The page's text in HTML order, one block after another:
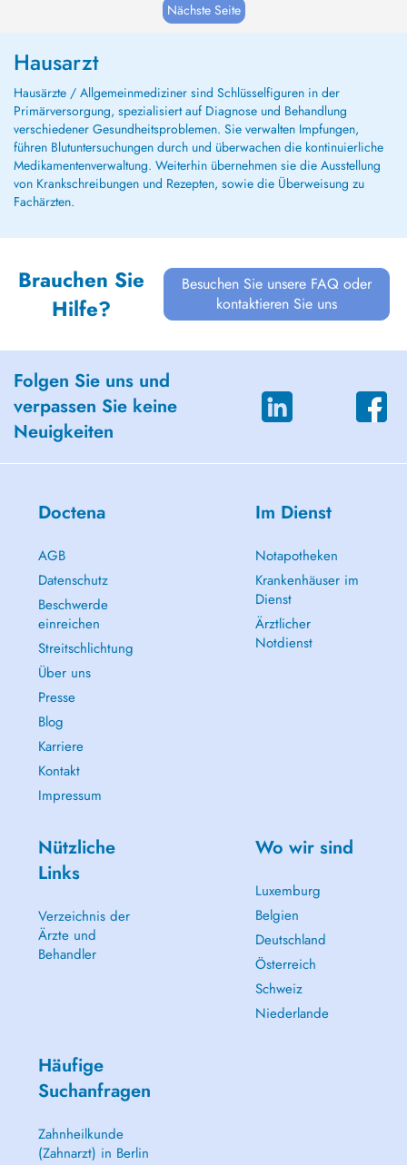
Nächste Seite
Hausarzt
Hausärzte / Allgemeinmediziner sind Schlüsselfiguren in der
Primärversorgung, spezialisiert auf Diagnose und Behandlung
verschiedener Gesundheitsproblemen. Sie verwalten Impfungen,
führen Blutuntersuchungen durch und überwachen die kontinuierliche
Medikamentenverwaltung. Weiterhin übernehmen sie die Ausstellung
von Krankschreibungen und Rezepten, sowie die Überweisung zu
Fachärzten.
Brauchen Sie
Hilfe?
Besuchen Sie unsere FAQ oder
kontaktieren Sie uns
Folgen Sie uns und
verpassen Sie keine
Neuigkeiten
Doctena
AGB
Datenschutz
Beschwerde
einreichen
Streitschlichtung
Über uns
Presse
Blog
Karriere
Kontakt
Impressum
Im Dienst
Notapotheken
Krankenhäuser im
Dienst
Ärztlicher
Notdienst
Nützliche
Links
Verzeichnis der
Ärzte und
Behandler
Wo wir sind
Luxemburg
Belgien
Deutschland
Österreich
Schweiz
Niederlande
Häufige
Suchanfragen
Zahnheilkunde
(Zahnarzt) in Berlin